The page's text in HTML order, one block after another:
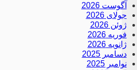
آگوست 2026
جولای 2026
ژوئن 2026
فوریه 2026
ژانویه 2026
دسامبر 2025
نوامبر 2025